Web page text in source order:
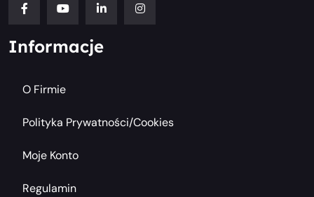
Informacje
O Firmie
Polityka Prywatności/cookies
Moje Konto
Regulamin